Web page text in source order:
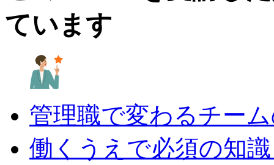
ています
管理職で変わるチー
働くうえで必須の知